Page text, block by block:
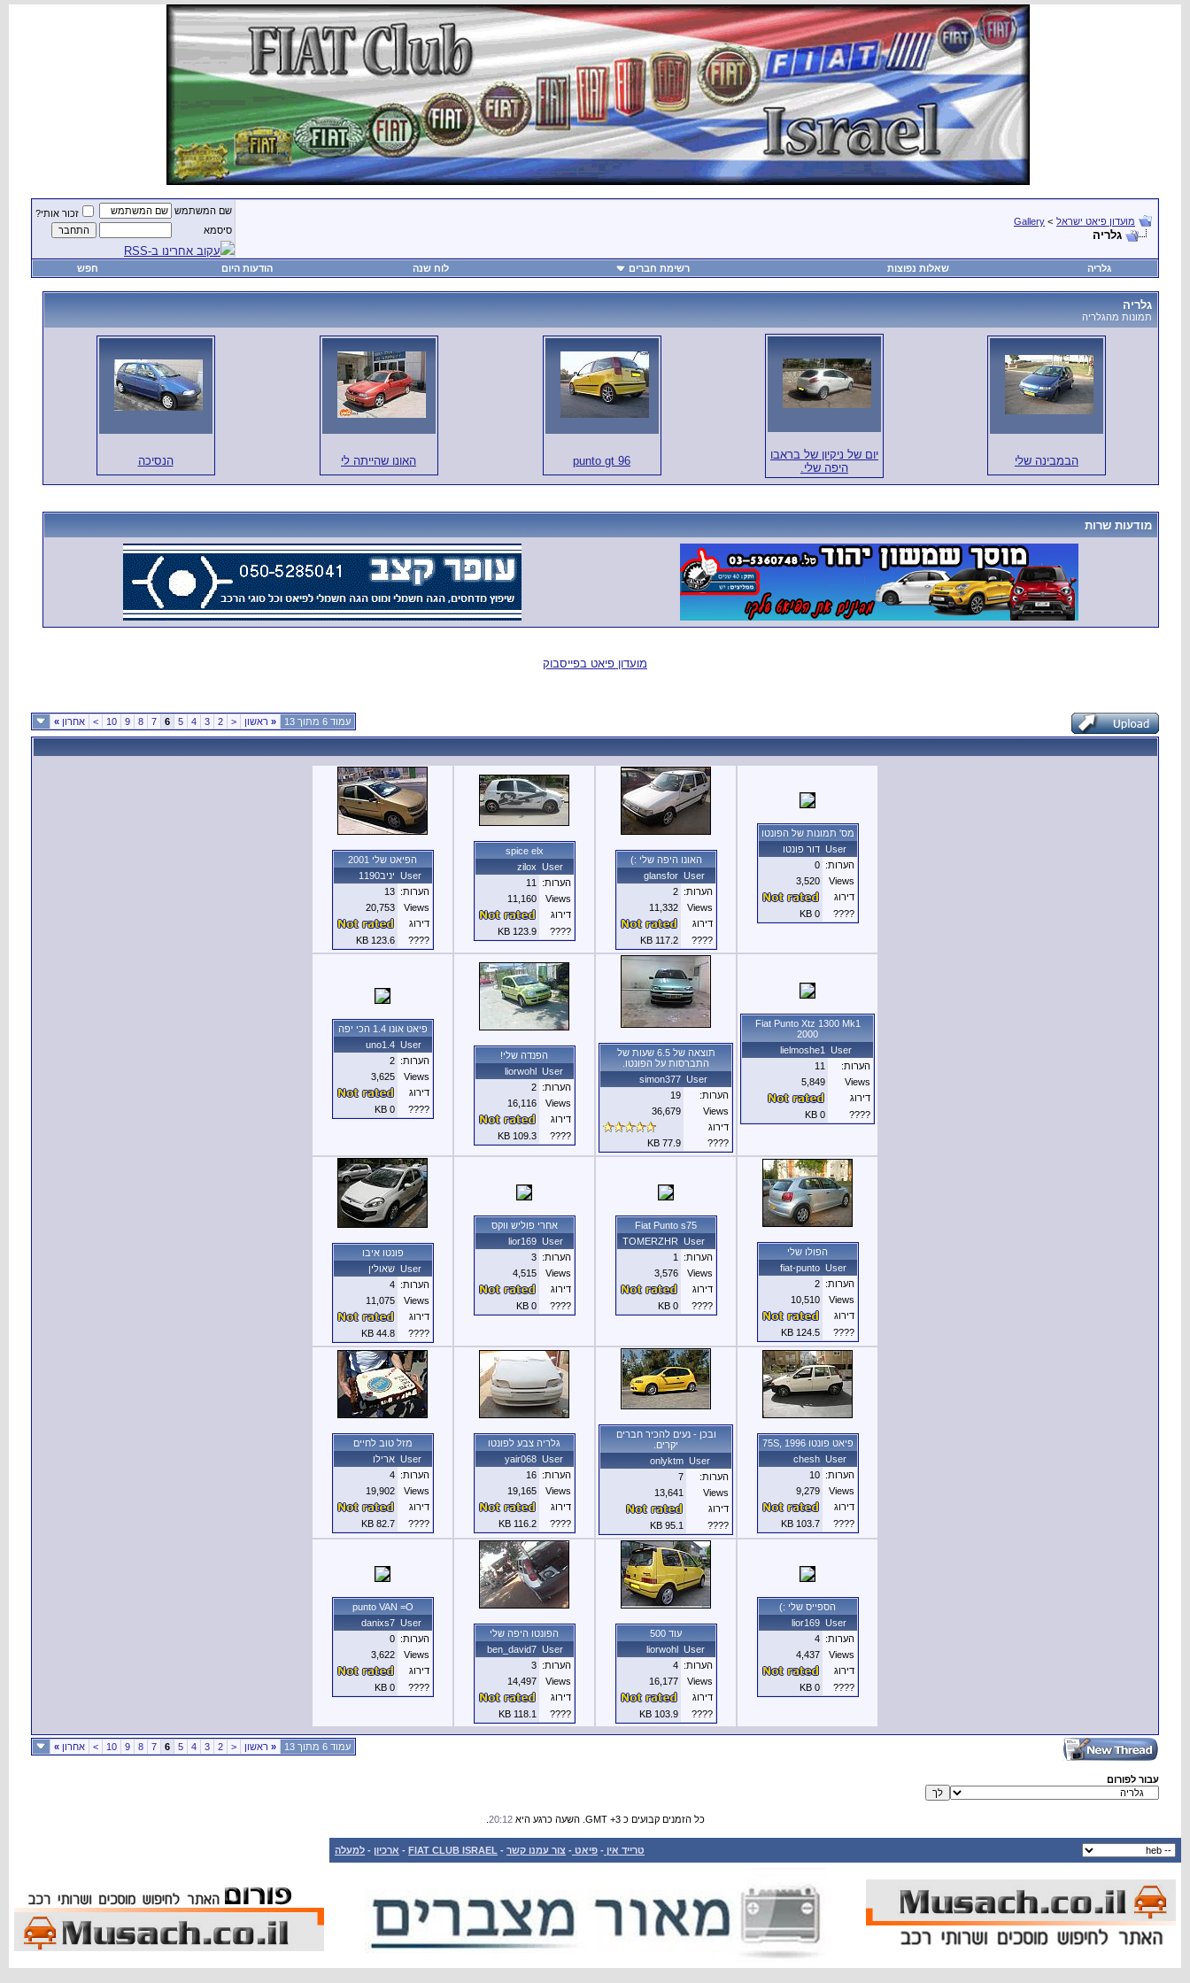
מועדון פיאט ישראל >
Gallery
גלריה
שם המשתמש
זכור אותי?
סיסמא
עקוב אחרינו ב-RSS
גלריה שאלות נפוצות רשימת חברים לוח שנה הודעות היום חפש
גלריה
תמונות מהגלריה
הבמבינה שלי
יום של ניקיון של בראבו
היפה שלי.
punto gt 96 האונו שהייתה לי הנסיכה
מודעות שרות
מועדון פיאט בפייסבוק
עמוד 6 מתוך 13 « ראשון <
2
3
4
5
6
7
8
9
10
> אחרון »
מס' תמונות של הפונטו
User דור פונטו
הערות:
0
Views
3,520
דירוג
????
0 KB
האונו היפה שלי :)
User
glansfor
הערות:
2
Views
11,332
דירוג
????
117.2 KB
spice elx
User
zilox
הערות:
11
Views
11,160
דירוג
????
123.9 KB
הפיאט שלי 2001
User יניב1190
הערות:
13
Views
20,753
דירוג
????
123.6 KB
Fiat Punto Xtz 1300 Mk1
2000
User
lielmoshe1
הערות:
11
Views
5,849
דירוג
????
0 KB
תוצאה של 6.5 שעות של
התברסות על הפונטו.
User
simon377
הערות:
19
Views
36,679
דירוג
????
77.9 KB
הפנדה שלי!
User
liorwohl
הערות:
2
Views
16,116
דירוג
????
109.3 KB
פיאט אונו 1.4 הכי יפה
User
uno1.4
הערות:
2
Views
3,625
דירוג
????
0 KB
הפולו שלי
User
fiat-punto
הערות:
2
Views
10,510
דירוג
????
124.5 KB
Fiat Punto s75
User
TOMERZHR
הערות:
1
Views
3,576
דירוג
????
0 KB
אחרי פוליש ווקס
User
lior169
הערות:
3
Views
4,515
דירוג
????
0 KB
פונטו איבו
User שאולין
הערות:
4
Views
11,075
דירוג
????
44.8 KB
פיאט פונטו 75S, 1996
User
chesh
הערות:
10
Views
9,279
דירוג
????
103.7 KB
ובכן - נעים להכיר חברים
יקרים.
User
onlyktm
הערות:
7
Views
13,641
דירוג
????
95.1 KB
גלריה צבע לפונטו
User
yair068
הערות:
16
Views
19,165
דירוג
????
116.2 KB
מזל טוב לחיים
User ארילו
הערות:
4
Views
19,902
דירוג
????
82.7 KB
הספייס שלי :)
User
lior169
הערות:
4
Views
4,437
דירוג
????
0 KB
עוד 500
User
liorwohl
הערות:
4
Views
16,177
דירוג
????
103.9 KB
הפונטו היפה שלי
User
ben_david7
הערות:
3
Views
14,497
דירוג
????
118.1 KB
punto VAN =O
User
danixs7
הערות:
0
Views
3,622
דירוג
????
0 KB
עמוד 6 מתוך 13 « ראשון <
2
3
4
5
6
7
8
9
10
> אחרון »
עבור לפורום
כל הזמנים קבועים כ GMT +3. השעה כרגע היא 20:12
טרייד אין - פיאט - צור עמנו קשר -
FIAT CLUB ISRAEL
- ארכיון - למעלה